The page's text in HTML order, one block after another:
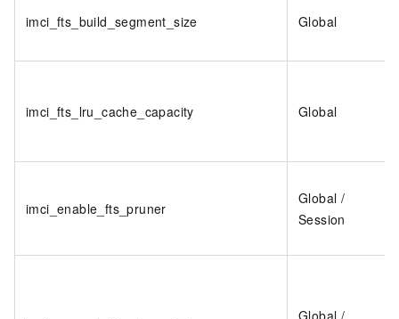
imci_fts_build_segment_size Global
imci_fts_lru_cache_capacity Global
imci_enable_fts_pruner
Global /
Session
Global /